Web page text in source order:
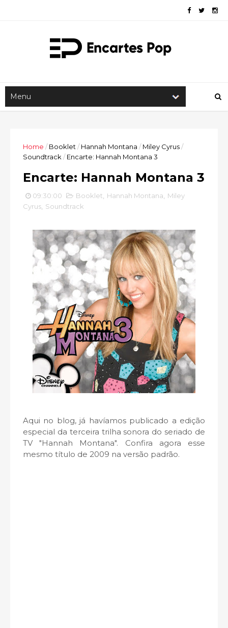
Home / Booklet / Hannah Montana / Miley Cyrus/
Soundtrack / Encarte: Hannah Montana 3
Encarte: Hannah Montana 3
09:30:00 Booklet Hannah Montana
Miley
Cyrus Soundtrack
Aqui no blog, já havíamos publicado a edição
especial da terceira trilha sonora do seriado de
TV "Hannah Montana". Confira agora esse
mesmo título de 2009 na versão padrão.